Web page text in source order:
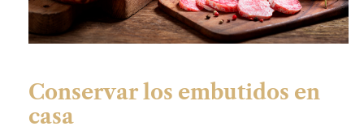
Conservar los embutidos en
casa